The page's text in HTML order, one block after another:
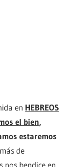
en HEBREOS
el bien,
estaremos
de
nos bendice en